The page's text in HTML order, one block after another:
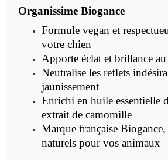
Organissime Biogance
Formule vegan et
votre chien
Apporte éclat et brillance au
Neutralise les reflets
jaunissement
Enrichi en huile essentielle
extrait de camomille
Marque française
naturels pour vos animaux